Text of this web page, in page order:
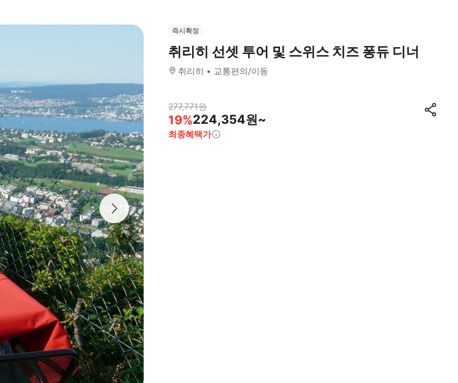
즉시확정
취리히 선셋 투어 및 스위스 치즈 퐁듀 디너
취리히 교통편의/이동
277,771원
19%224,354원~
최종혜택가